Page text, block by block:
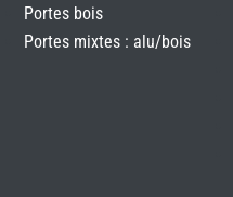
Portes bois
Portes mixtes : alu/bois